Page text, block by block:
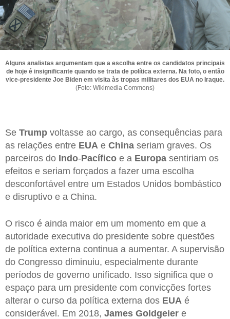
Alguns analistas argumentam que a escolha entre os candidatos principais
de hoje é insignificante quando se trata de política externa. Na foto, o então
vice-presidente Joe Biden em visita às tropas militares dos EUA no Iraque.
(Foto: Wikimedia Commons)
Se Trump voltasse ao cargo, as consequências para
as relações entre EUA e China seriam graves. Os
parceiros do Indo-Pacífico e a Europa sentiriam os
efeitos e seriam forçados a fazer uma escolha
desconfortável entre um Estados Unidos bombástico
e disruptivo e a China.
O risco é ainda maior em um momento em que a
autoridade executiva do presidente sobre questões
de política externa continua a aumentar. A supervisão
do Congresso diminuiu, especialmente durante
períodos de governo unificado. Isso significa que o
espaço para um presidente com convicções fortes
alterar o curso da política externa dos EUA é
considerável. Em 2018, James Goldgeier e